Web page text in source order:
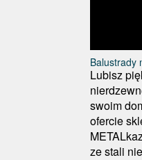
Balustrady
Lubisz
swoim
ofercie
ze stali